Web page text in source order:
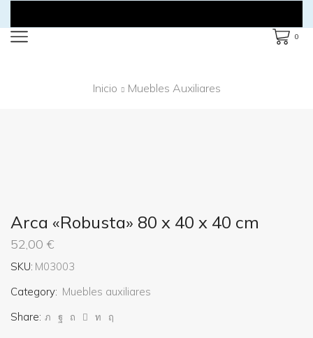
0
Inicio Muebles Auxiliares
Arca «Robusta» 80 x 40 x 40 cm
52,00 €
SKU: M03003
Category: Muebles auxiliares
Share: